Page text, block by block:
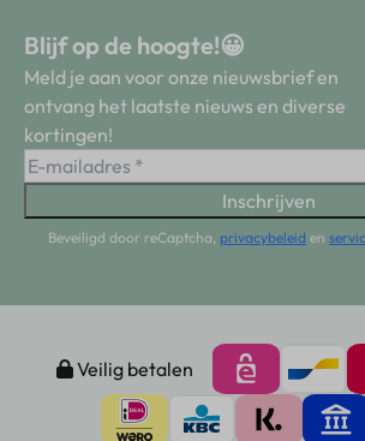
Blijf op de hoogte!😀
Meld je aan voor onze nieuwsbrief en
ontvang het laatste nieuws en diverse
kortingen!
Inschrijven
Beveiligd door reCaptcha, privacybeleid en
Veilig betalen